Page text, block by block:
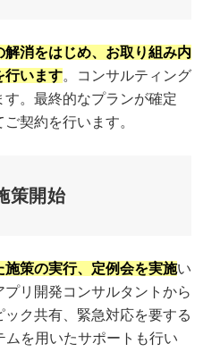
消をはじめ、お取り組み内
行います。コンサルティング
。最終的なプランが確定
契約を行います。
策開始
施策の実行、定例会を実施い
リ開発コンサルタントから
ク共有、緊急対応を要する
を用いたサポートも行い